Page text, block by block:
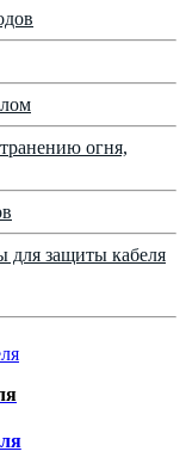
огня,
для защиты кабеля